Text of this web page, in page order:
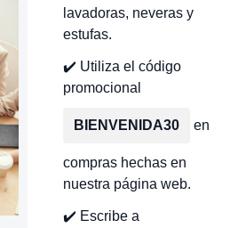
lavadoras, neveras y
estufas.
✔️ Utiliza el código
promocional
BIENVENIDA30 en
compras hechas en
nuestra página web.
✔️ Escribe a